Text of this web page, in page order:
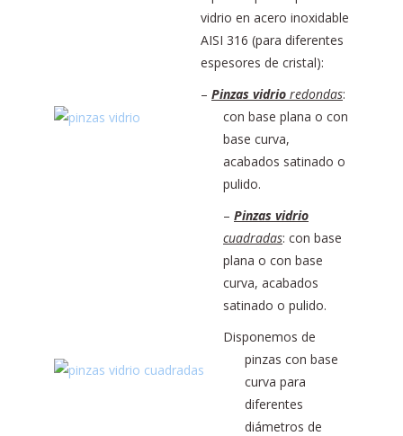
vidrio en acero inoxidable
AISI 316 (para diferentes
espesores de cristal):
– Pinzas vidrio redondas:
con base plana o con
base curva,
acabados satinado o
pulido.
– Pinzas vidrio
cuadradas: con base
plana o con base
curva, acabados
satinado o pulido.
Disponemos de
pinzas con base
curva para
diferentes
diámetros de